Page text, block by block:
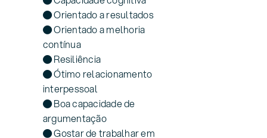
● Orientado a resultados
● Orientado a melhoria
contínua
● Resiliência
● Ótimo relacionamento
interpessoal
● Boa capacidade de
argumentação
● Gostar de trabalhar em